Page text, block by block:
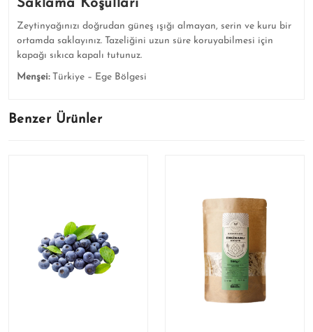
Saklama Koşulları
Zeytinyağınızı doğrudan güneş ışığı almayan, serin ve kuru bir
ortamda saklayınız. Tazeliğini uzun süre koruyabilmesi için
kapağı sıkıca kapalı tutunuz.
Menşei:Türkiye – Ege Bölgesi
Benzer Ürünler